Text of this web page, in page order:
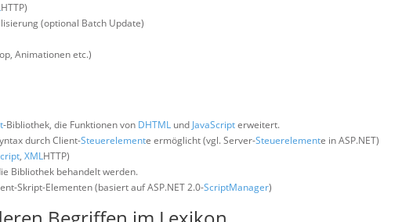
HTTP)
(optional Batch Update)
Animationen etc.)
-Bibliothek, die Funktionen von DHTML und JavaScripterweitert.
durch Client-Steuerelemente ermöglicht (vgl. Server-Steuerelemente in ASP.NET)
, XMLHTTP)
Bibliothek behandelt werden.
Skript-Elementen (basiert auf ASP.NET 2.0-ScriptManager)